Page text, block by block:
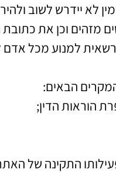
לא יידרש לשוב
מזהים וכן את
למנוע מכל
הבאים:
הוראות הדין;
התקינה של